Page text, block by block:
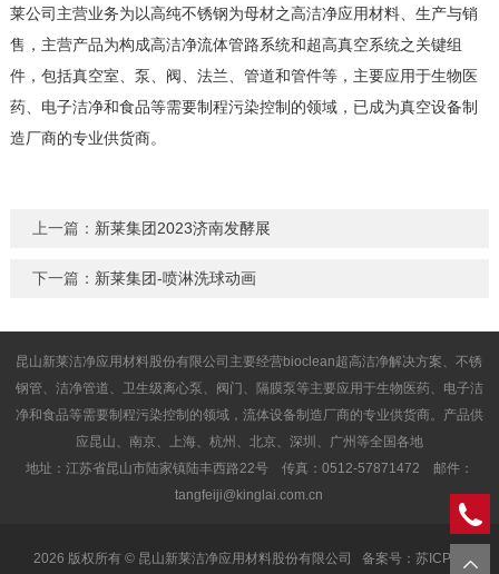
莱公司主营业务为以高纯不锈钢为母材之高洁净应用材料、生产与销
售，主营产品为构成高洁净流体管路系统和超高真空系统之关键组
件，包括真空室、泵、阀、法兰、管道和管件等，主要应用于生物医
药、电子洁净和食品等需要制程污染控制的领域，已成为真空设备制
造厂商的专业供货商。
上一篇： 新莱集团2023济南发酵展
下一篇： 新莱集团-喷淋洗球动画
昆山新莱洁净应用材料股份有限公司主要经营bioclean超高洁净解决方案、不锈
钢管、洁净管道、卫生级离心泵、阀门、隔膜泵等主要应用于生物医药、电子洁
净和食品等需要制程污染控制的领域，流体设备制造厂商的专业供货商。产品供
应昆山、南京、上海、杭州、北京、深圳、广州等全国各地
地址：江苏省昆山市陆家镇陆丰西路22号 传真：0512-57871472 邮件：
tangfeiji@kinglai.com.cn
2026 版权所有 © 昆山新莱洁净应用材料股份有限公司备案号：苏ICP备